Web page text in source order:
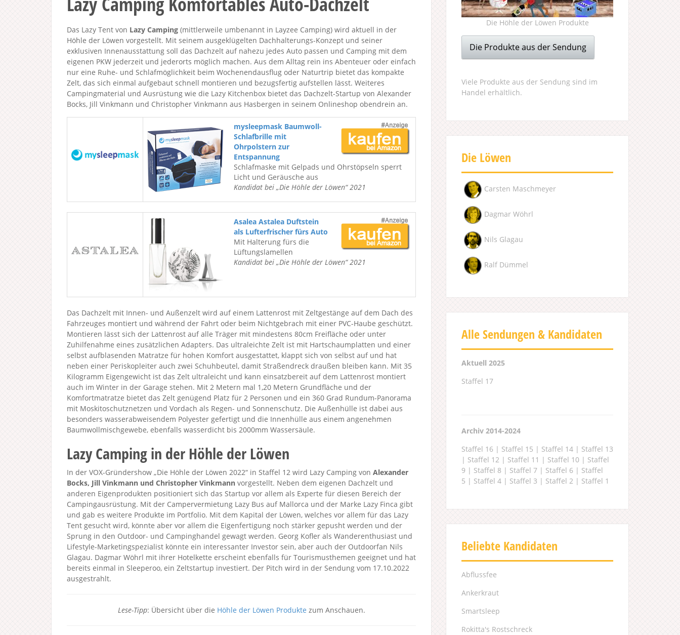
Das Lazy Tent von Lazy Camping (mittlerweile umbenannt in Layzee Camping) wird aktuell in der
Höhle der Löwen vorgestellt. Mit seinem ausgeklügelten Dachhalterungs-Konzept und seiner
exklusiven Innenausstattung soll das Dachzelt auf nahezu jedes Auto passen und Camping mit dem
eigenen PKW jederzeit und jederorts möglich machen. Aus dem Alltag rein ins Abenteuer oder einfach
nur eine Ruhe- und Schlafmöglichkeit beim Wochenendausflug oder Naturtrip bietet das kompakte
Zelt, das sich einmal aufgebaut schnell montieren und bezugsfertig aufstellen lässt. Weiteres
Campingmaterial und Ausrüstung wie die Lazy Kitchenbox bietet das Dachzelt-Startup von Alexander
Bocks, Jill Vinkmann und Christopher Vinkmann aus Hasbergen in seinem Onlineshop obendrein an.
mysleepmask Baumwoll-
Schlafbrille mit
Ohrpolstern zur
Entspannung
Schlafmaske mit Gelpads und Ohrstöpseln sperrt
Licht und Geräusche aus
Kandidat bei „Die Höhle der Löwen“ 2021
Asalea Astalea Duftstein
als Lufterfrischer fürs Auto
Mit Halterung fürs die
Lüftungslamellen
Kandidat bei „Die Höhle der Löwen“ 2021
Das Dachzelt mit Innen- und Außenzelt wird auf einem Lattenrost mit Zeltgestänge auf dem Dach des
Fahrzeuges montiert und während der Fahrt oder beim Nichtgebrach mit einer PVC-Haube geschützt.
Montieren lässt sich der Lattenrost auf alle Träger mit mindestens 80cm Freifläche oder unter
Zuhilfenahme eines zusätzlichen Adapters. Das ultraleichte Zelt ist mit Hartschaumplatten und einer
selbst aufblasenden Matratze für hohen Komfort ausgestattet, klappt sich von selbst auf und hat
neben einer Periskopleiter auch zwei Schuhbeutel, damit Straßendreck draußen bleiben kann. Mit 35
Kilogramm Eigengewicht ist das Zelt ultraleicht und kann einsatzbereit auf dem Lattenrost montiert
auch im Winter in der Garage stehen. Mit 2 Metern mal 1,20 Metern Grundfläche und der
Komfortmatratze bietet das Zelt genügend Platz für 2 Personen und ein 360 Grad Rundum-Panorama
mit Moskitoschutznetzen und Vordach als Regen- und Sonnenschutz. Die Außenhülle ist dabei aus
besonders wasserabweisendem Polyester gefertigt und die Innenhülle aus einem angenehmen
Baumwollmischgewebe, ebenfalls wasserdicht bis 2000mm Wassersäule.
Lazy Camping in der Höhle der Löwen
In der VOX-Gründershow „Die Höhle der Löwen 2022“ in Staffel 12 wird Lazy Camping von Alexander
Bocks, Jill Vinkmann und Christopher Vinkmann vorgestellt. Neben dem eigenen Dachzelt und
anderen Eigenprodukten positioniert sich das Startup vor allem als Experte für diesen Bereich der
Campingausrüstung. Mit der Campervermietung Lazy Bus auf Mallorca und der Marke Lazy Finca gibt
und gab es weitere Produkte im Portfolio. Mit dem Kapital der Löwen, welches vor allem für das Lazy
Tent gesucht wird, könnte aber vor allem die Eigenfertigung noch stärker gepusht werden und der
Sprung in den Outdoor- und Campinghandel gewagt werden. Georg Kofler als Wanderenthusiast und
Lifestyle-Marketingspezialist könnte ein interessanter Investor sein, aber auch der Outdoorfan Nils
Glagau. Dagmar Wöhrl mit ihrer Hotelkette erscheint ebenfalls für Tourismusthemen geeignet und hat
bereits einmal in Sleeperoo, ein Zeltstartup investiert. Der Pitch wird in der Sendung vom 17.10.2022
ausgestrahlt.
Lese-Tipp: Übersicht über die Höhle der Löwen Produkte zum Anschauen.
Die Höhle der Löwen Produkte
Die Produkte aus der Sendung
Viele Produkte aus der Sendung sind im
Handel erhältlich.
Die Löwen
Carsten Maschmeyer
Dagmar Wöhrl
Nils Glagau
Ralf Dümmel
Alle Sendungen & Kandidaten
Aktuell 2025
Staffel 17
Archiv 2014-2024
Staffel 16 | Staffel 15 | Staffel 14 | Staffel 13
| Staffel 12 | Staffel 11 | Staffel 10 | Staffel
9 | Staffel 8 | Staffel 7 | Staffel 6 | Staffel
5 | Staffel 4 | Staffel 3 | Staffel 2 | Staffel 1
Beliebte Kandidaten
Abflussfee
Ankerkraut
Smartsleep
Rokitta's Rostschreck